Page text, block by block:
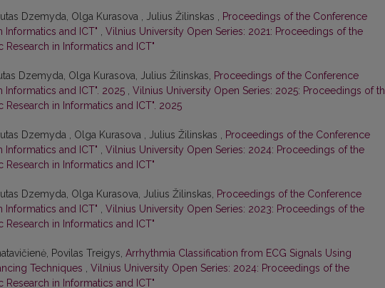
Dzemyda, Olga Kurasova , Julius Žilinskas , Proceedings of the Conference
Informatics and ICT" , Vilnius University Open Series: 2021: Proceedings of the
Research in Informatics and ICT"
Dzemyda, Olga Kurasova, Julius Žilinskas, Proceedings of the Conference
Informatics and ICT". 2025 , Vilnius University Open Series: 2025: Proceedings of
Research in Informatics and ICT". 2025
Dzemyda , Olga Kurasova , Julius Žilinskas , Proceedings of the Conference
Informatics and ICT" , Vilnius University Open Series: 2024: Proceedings of the
Research in Informatics and ICT"
Dzemyda, Olga Kurasova, Julius Žilinskas, Proceedings of the Conference
Informatics and ICT" , Vilnius University Open Series: 2023: Proceedings of the
Research in Informatics and ICT"
Povilas Treigys, Arrhythmia Classification from ECG Signals Using
Techniques , Vilnius University Open Series: 2024: Proceedings of the
Research in Informatics and ICT"